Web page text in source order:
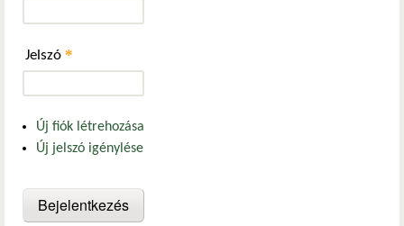
Jelszó *
Új fiók létrehozása
Új jelszó igénylése